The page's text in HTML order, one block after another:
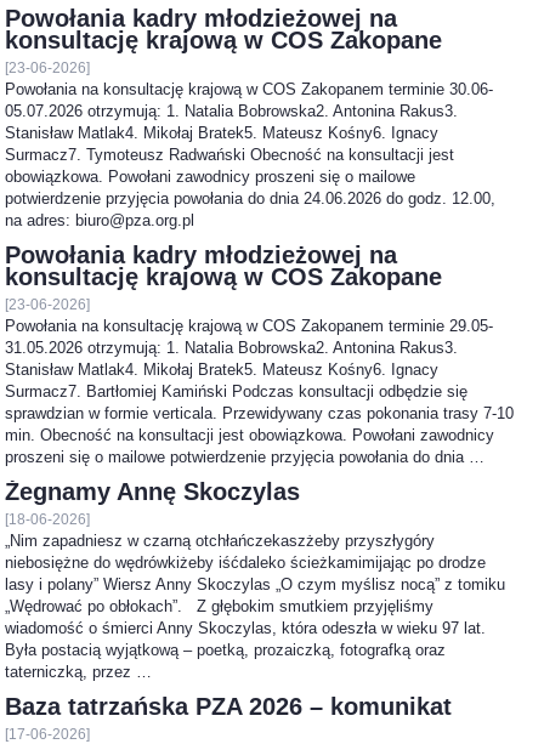
Powołania kadry młodzieżowej na
konsultację krajową w COS Zakopane
[23-06-2026]
Powołania na konsultację krajową w COS Zakopanem terminie 30.06-
05.07.2026 otrzymują: 1. Natalia Bobrowska2. Antonina Rakus3.
Stanisław Matlak4. Mikołaj Bratek5. Mateusz Kośny6. Ignacy
Surmacz7. Tymoteusz Radwański Obecność na konsultacji jest
obowiązkowa. Powołani zawodnicy proszeni się o mailowe
potwierdzenie przyjęcia powołania do dnia 24.06.2026 do godz. 12.00,
na adres: biuro@pza.org.pl
Powołania kadry młodzieżowej na
konsultację krajową w COS Zakopane
[23-06-2026]
Powołania na konsultację krajową w COS Zakopanem terminie 29.05-
31.05.2026 otrzymują: 1. Natalia Bobrowska2. Antonina Rakus3.
Stanisław Matlak4. Mikołaj Bratek5. Mateusz Kośny6. Ignacy
Surmacz7. Bartłomiej Kamiński Podczas konsultacji odbędzie się
sprawdzian w formie verticala. Przewidywany czas pokonania trasy 7-10
min. Obecność na konsultacji jest obowiązkowa. Powołani zawodnicy
proszeni się o mailowe potwierdzenie przyjęcia powołania do dnia …
Żegnamy Annę Skoczylas
[18-06-2026]
„Nim zapadniesz w czarną otchłańczekaszżeby przyszłygóry
niebosiężne do wędrówkiżeby iśćdaleko ścieżkamimijając po drodze
lasy i polany” Wiersz Anny Skoczylas „O czym myślisz nocą” z tomiku
„Wędrować po obłokach”. Z głębokim smutkiem przyjęliśmy
wiadomość o śmierci Anny Skoczylas, która odeszła w wieku 97 lat.
Była postacią wyjątkową – poetką, prozaiczką, fotografką oraz
taterniczką, przez …
Baza tatrzańska PZA 2026 – komunikat
[17-06-2026]